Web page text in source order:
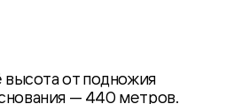
высота от подножия
— 440 метров.